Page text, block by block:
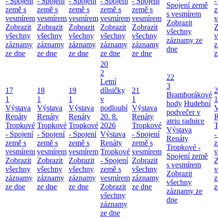
země s
vesmírem
Zobrazit
všechny
záznamy
ze dne
země s
vesmírem
Zobrazit
všechny
záznamy
ze dne
země s
vesmírem
Zobrazit
všechny
záznamy
ze dne
země s
vesmírem
Zobrazit
všechny
záznamy
ze dne
země s
vesmírem
Zobrazit
všechny
záznamy
ze dne
Spojení země
s vesmírem
Zobrazit
všechny
záznamy ze
dne
17
1
Výstava
Renáty
Tropkové
- Spojení
země s
vesmírem
Zobrazit
všechny
záznamy
ze dne
18
1
Výstava
Renáty
Tropkové
- Spojení
země s
vesmírem
Zobrazit
všechny
záznamy
ze dne
19
1
Výstava
Renáty
Tropkové
- Spojení
země s
vesmírem
Zobrazit
všechny
záznamy
ze dne
20
2
Letní
dílničky
v
podloubí
20. 8.
2026
Výstava
Renáty
Tropkové
- Spojení
země s
vesmírem
Zobrazit
všechny
záznamy
ze dne
21
1
Výstava
Renáty
Tropkové
- Spojení
země s
vesmírem
Zobrazit
všechny
záznamy
ze dne
22
3
Bramborákové
hody Hudební
podvečer v
atriu radnice
Výstava
Renáty
Tropkové -
Spojení země
s vesmírem
Zobrazit
všechny
záznamy ze
dne
1
-